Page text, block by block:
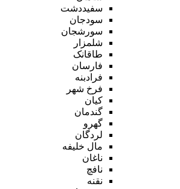
سفیددشت
سودجان
سورشجان
شلمزار
طاقانک
فارسان
فرادبنه
فرخ شهر
کیان
گندمان
گهرو
لردگان
مال خلیفه
ناغان
نافچ
نقنه